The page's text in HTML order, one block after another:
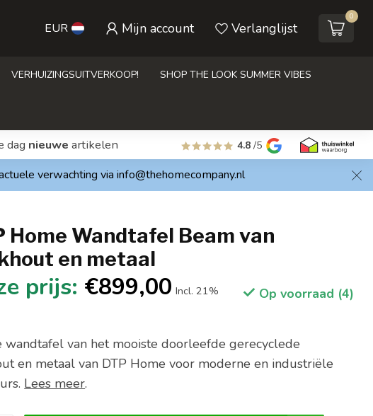
EUR Mijn account Verlanglijst
0
VERHUIZINGSUITVERKOOP! SHOP THE LOOK SUMMER VIBES
dag nieuwe artikelen 4.8 /5
verwachting via info@thehomecompany.nl
Home Wandtafel Beam van
en metaal
€899,00 Incl. 21%
Op voorraad (4)
wandtafel van het mooiste doorleefde gerecyclede
en metaal van DTP Home voor moderne en industriële
Lees meer.